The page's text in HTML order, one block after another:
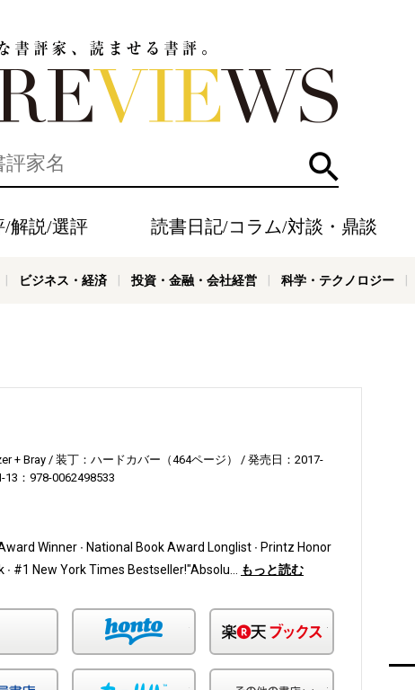
検索
/解説/選評 読書日記/コラム/対談・鼎談
ビジネス・経済 投資・金融・会社経営 科学・テクノロジー
+ Bray 装丁：ハードカバー（464ページ）
発売日：2017-
13：978-0062498533
Winner ∙ National Book Award Longlist ∙ Printz Honor
∙ #1 New York Times Bestseller!"Absolu…
もっと読む
ング